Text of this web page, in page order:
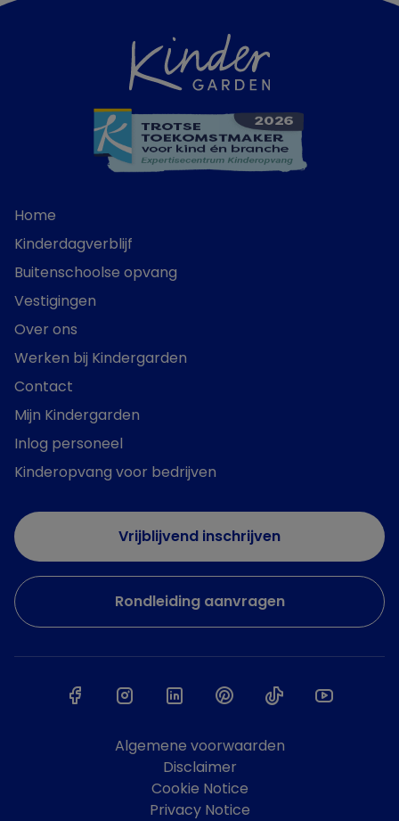
Home
Kinderdagverblijf
Buitenschoolse opvang
Vestigingen
Over ons
Werken bij Kindergarden
Contact
Mijn Kindergarden
Inlog personeel
Kinderopvang voor bedrijven
Vrijblijvend inschrijven
Rondleiding aanvragen
Algemene voorwaarden
Disclaimer
Cookie Notice
Privacy Notice